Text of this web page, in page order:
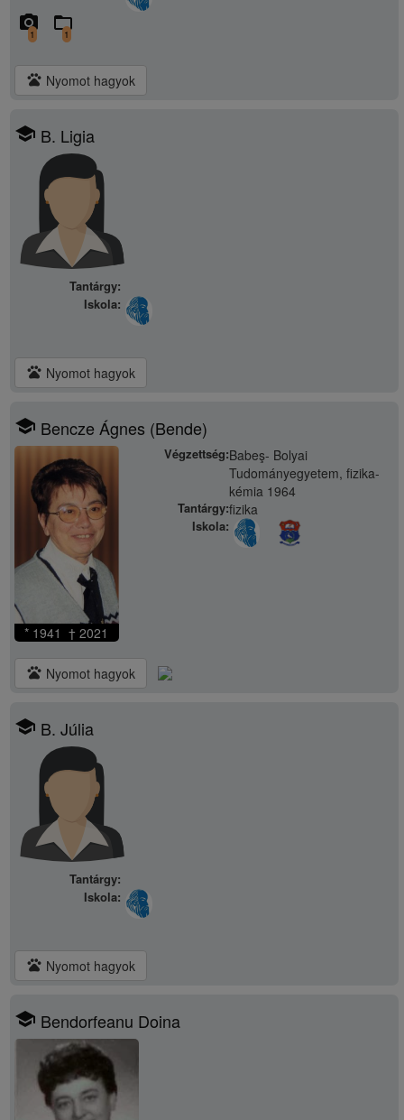
camera_alt
1
folder_open
1
pets Nyomot hagyok
school B. Ligia
Tantárgy:
Iskola:
pets Nyomot hagyok
school Bencze Ágnes (Bende)
* 1941 † 2021
Végzettség:Babeş- Bolyai
Tudományegyetem, fizika-
kémia 1964
Tantárgy:fizika
Iskola:
pets Nyomot hagyok
school B. Júlia
Tantárgy:
Iskola:
pets Nyomot hagyok
school Bendorfeanu Doina